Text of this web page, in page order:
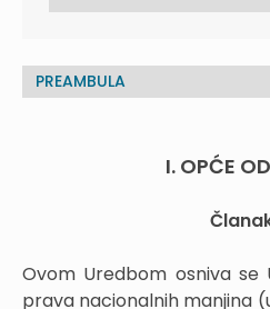
PREAMBULA
I. OPĆE
Ovom Uredbom osniva se
prava nacionalnih manjina